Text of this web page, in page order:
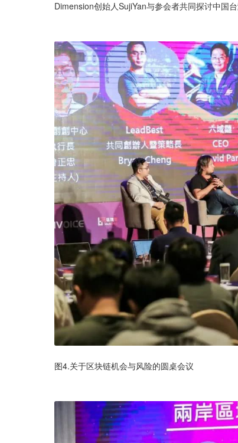
Dimension创始人SujiYan与参会者共同探讨中国
图4.关于区块链机会与风险的圆桌会议